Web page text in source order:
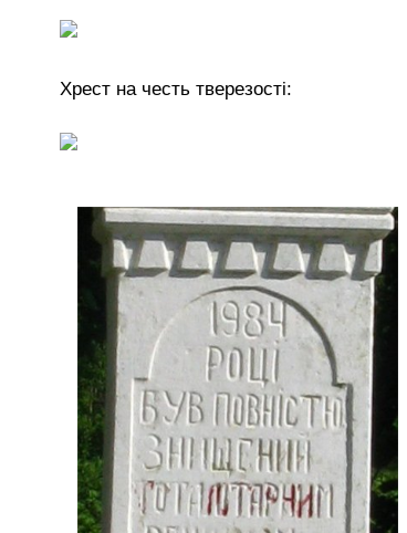
Хрест на честь тверезості: